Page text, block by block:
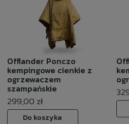
Offlander Ponczo
kempingowe cienkie z
ogrzewaczem
szampańskie
299,00 zł
Do koszyka